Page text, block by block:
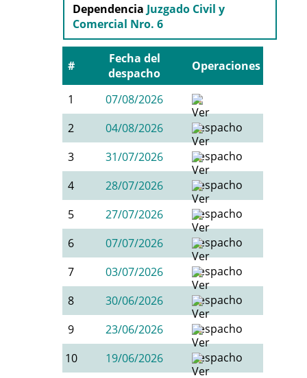
Dependencia Juzgado Civil y
Comercial Nro. 6
#
Fecha del
despacho
Operaciones
1
07/08/2026
2
04/08/2026
3
31/07/2026
4
28/07/2026
5
27/07/2026
6
07/07/2026
7
03/07/2026
8
30/06/2026
9
23/06/2026
10
19/06/2026